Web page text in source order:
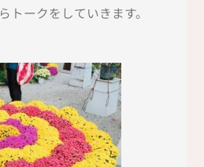
トークをしていきます。